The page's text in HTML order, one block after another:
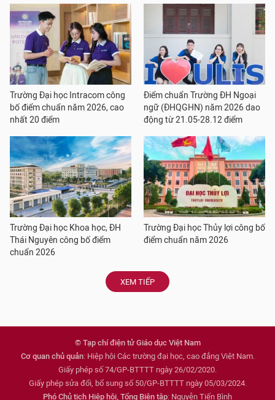
Trường Đại học Intracom công
bố điểm chuẩn năm 2026, cao
nhất 20 điểm
Điểm chuẩn Trường ĐH Ngoại
ngữ (ĐHQGHN) năm 2026 dao
động từ 21.05-28.12 điểm
Trường Đại học Khoa học, ĐH
Thái Nguyên công bố điểm
chuẩn 2026
Trường Đại học Thủy lợi công bố
điểm chuẩn năm 2026
XEM TIẾP
© Tạp chí điện tử Giáo dục Việt Nam
Cơ quan chủ quản: Hiệp hội Các trường đại học, cao đẳng Việt Nam.
Giấy phép số 74/GP-BTTTT ngày 26/02/2020.
Giấy phép sửa đổi, bổ sung số 50/GP-BTTTT ngày 05/03/2024.
Phó Chủ tịch Hiệp hội, Tổng Biên tập: Nguyễn Tiến Bình